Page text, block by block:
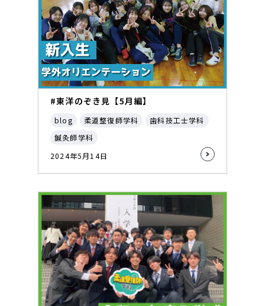
#東洋のぞき見【5月編】
blog 柔道整復師学科
歯科技工士学科
鍼灸師学科
2024年5月14日